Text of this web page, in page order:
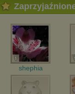
shephia